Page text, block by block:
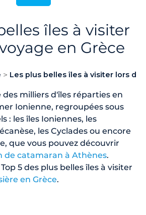
îles à visiter
en Grèce
Les plus belles îles à visiter lors
des milliers d'îles réparties en
Ionienne, regroupées sous
: les îles Ioniennes, les
les Cyclades ou encore
que vous pouvez découvrir
de catamaran à Athènes.
5 des plus belles îles à visiter
en Grèce.